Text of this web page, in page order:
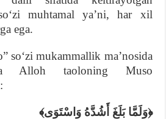
muhtamal yaʼni, har xil
ega.
soʻzi mukammallik maʼnosida
Alloh taoloning Muso
﴿وَلَمَّا بَلَغَ أَشُدَّهُ وَاسْتَوَى﴾